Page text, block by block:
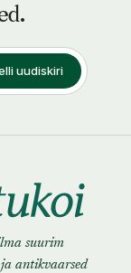
uudiskiri
suurim
antikvaarsed